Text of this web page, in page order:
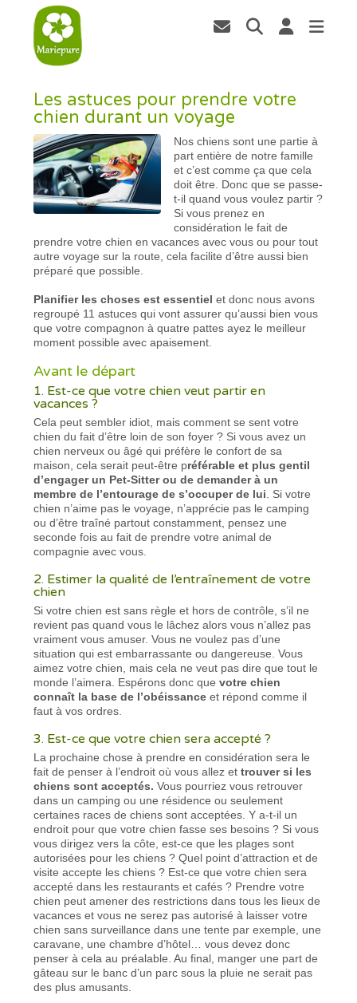
Les astuces pour prendre votre
chien durant un voyage
Nos chiens sont une partie à
part entière de notre famille
et c’est comme ça que cela
doit être. Donc que se passe-
t-il quand vous voulez partir ?
Si vous prenez en
considération le fait de
prendre votre chien en vacances avec vous ou pour tout
autre voyage sur la route, cela facilite d’être aussi bien
préparé que possible.
Planifier les choses est essentiel et donc nous avons
regroupé 11 astuces qui vont assurer qu’aussi bien vous
que votre compagnon à quatre pattes ayez le meilleur
moment possible avec apaisement.
Avant le départ
1. Est-ce que votre chien veut partir en
vacances ?
Cela peut sembler idiot, mais comment se sent votre
chien du fait d’être loin de son foyer ? Si vous avez un
chien nerveux ou âgé qui préfère le confort de sa
maison, cela serait peut-être préférable et plus gentil
d’engager un Pet-Sitter ou de demander à un
membre de l’entourage de s’occuper de lui . Si votre
chien n’aime pas le voyage, n’apprécie pas le camping
ou d’être traîné partout constamment, pensez une
seconde fois au fait de prendre votre animal de
compagnie avec vous.
2. Estimer la qualité de l’entraînement de votre
chien
Si votre chien est sans règle et hors de contrôle, s’il ne
revient pas quand vous le lâchez alors vous n’allez pas
vraiment vous amuser. Vous ne voulez pas d’une
situation qui est embarrassante ou dangereuse. Vous
aimez votre chien, mais cela ne veut pas dire que tout le
monde l’aimera. Espérons donc quevotre chien
connaît la base de l’obéissance et répond comme il
faut à vos ordres.
3. Est-ce que votre chien sera accepté ?
La prochaine chose à prendre en considération sera le
fait de penser à l’endroit où vous allez ettrouver si les
chiens sont acceptés. Vous pourriez vous retrouver
dans un camping ou une résidence ou seulement
certaines races de chiens sont acceptées. Y a-t-il un
endroit pour que votre chien fasse ses besoins ? Si vous
vous dirigez vers la côte, est-ce que les plages sont
autorisées pour les chiens ? Quel point d’attraction et de
visite accepte les chiens ? Est-ce que votre chien sera
accepté dans les restaurants et cafés ? Prendre votre
chien peut amener des restrictions dans tous les lieux de
vacances et vous ne serez pas autorisé à laisser votre
chien sans surveillance dans une tente par exemple, une
caravane, une chambre d’hôtel… vous devez donc
penser à cela au préalable. Au final, manger une part de
gâteau sur le banc d’un parc sous la pluie ne serait pas
des plus amusants.